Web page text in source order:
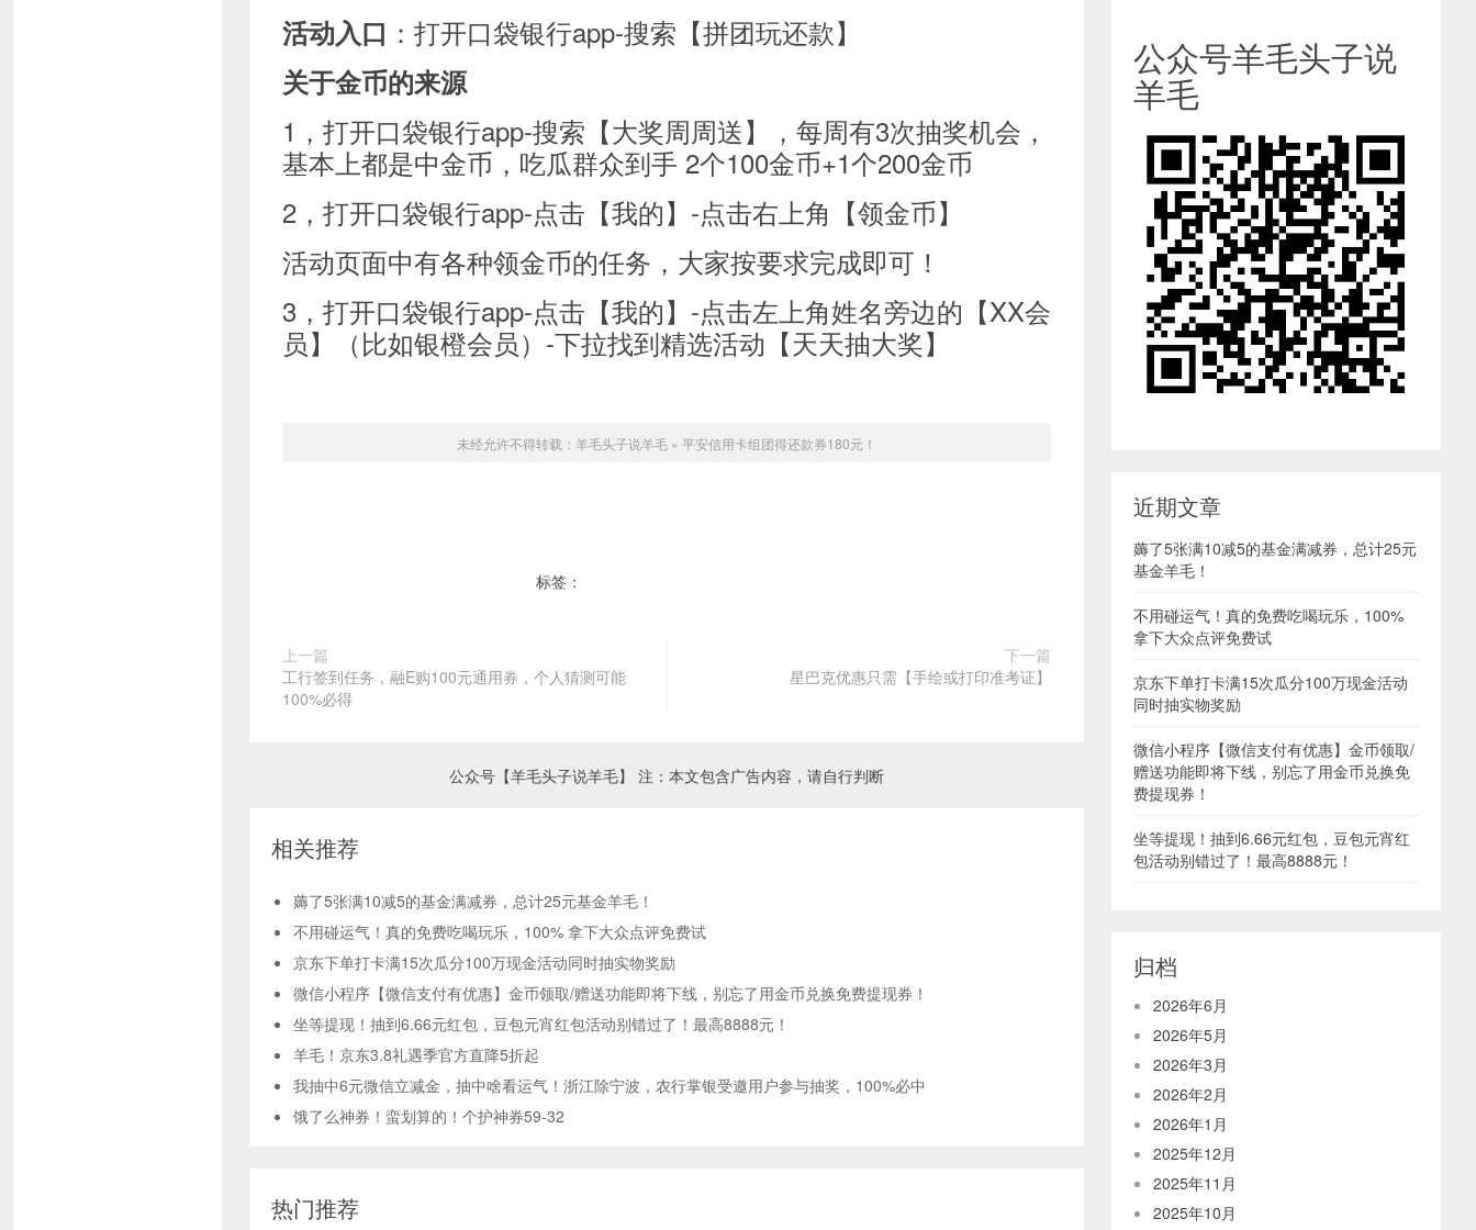
活动入口 ：打开口袋银行app-搜索【拼团玩还款】
关于金币的来源
1，打开口袋银行app-搜索【大奖周周送】，每周有3次抽奖机会，
基本上都是中金币，吃瓜群众到手 2个100金币+1个200金币
2，打开口袋银行app-点击【我的】-点击右上角【领金币】
活动页面中有各种领金币的任务，大家按要求完成即可！
3，打开口袋银行app-点击【我的】-点击左上角姓名旁边的【XX会
员】（比如银橙会员）-下拉找到精选活动【天天抽大奖】
未经允许不得转载： 羊毛头子说羊毛 » 平安信用卡组团得还款券180元！
标签：
上一篇
工行签到任务，融E购100元通用券，个人猜测可能
100%必得
下一篇
星巴克优惠只需【手绘或打印准考证】
公众号【羊毛头子说羊毛】 注：本文包含广告内容，请自行判断
相关推荐
薅了5张满10减5的基金满减券，总计25元基金羊毛！
不用碰运气！真的免费吃喝玩乐，100% 拿下大众点评免费试
京东下单打卡满15次瓜分100万现金活动同时抽实物奖励
微信小程序【微信支付有优惠】金币领取/赠送功能即将下线，别忘了用金币兑换免费提现券！
坐等提现！抽到6.66元红包，豆包元宵红包活动别错过了！最高8888元！
羊毛！京东3.8礼遇季官方直降5折起
我抽中6元微信立减金，抽中啥看运气！浙江除宁波，农行掌银受邀用户参与抽奖，100%必中
饿了么神券！蛮划算的！个护神券59-32
热门推荐
公众号羊毛头子说
羊毛
近期文章
薅了5张满10减5的基金满减券，总计25元
基金羊毛！
不用碰运气！真的免费吃喝玩乐，100%
拿下大众点评免费试
京东下单打卡满15次瓜分100万现金活动
同时抽实物奖励
微信小程序【微信支付有优惠】金币领取/
赠送功能即将下线，别忘了用金币兑换免
费提现券！
坐等提现！抽到6.66元红包，豆包元宵红
包活动别错过了！最高8888元！
归档
2026年6月
2026年5月
2026年3月
2026年2月
2026年1月
2025年12月
2025年11月
2025年10月